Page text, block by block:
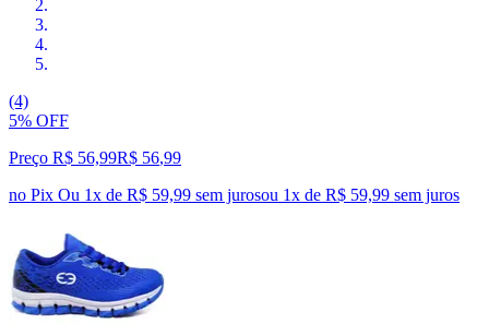
(4)
5% OFF
Preço R$ 56,99R$ 56,99
no Pix Ou 1x de R$ 59,99 sem jurosou 1x de R$ 59,99 sem juros